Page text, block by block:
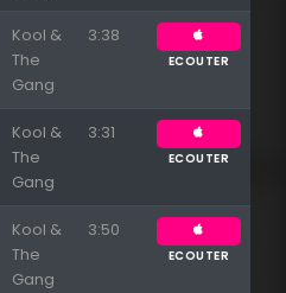
Kool &
The
Gang
3:38
ECOUTER
Kool &
The
Gang
3:31
ECOUTER
Kool &
The
Gang
3:50
ECOUTER